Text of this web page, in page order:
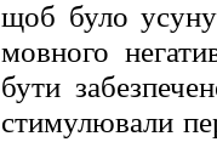
щоб було
мовного
бути
стимулювали